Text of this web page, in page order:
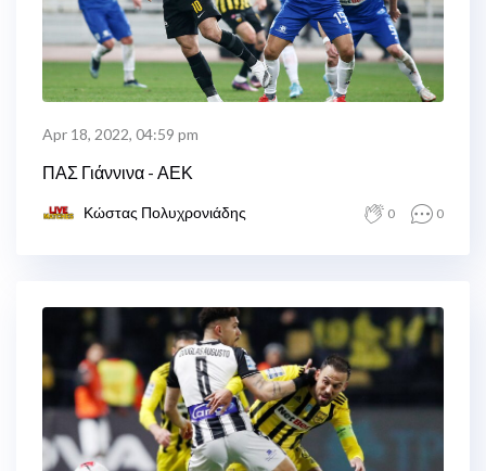
Apr 18, 2022, 04:59 pm
ΠΑΣ Γιάννινα - ΑΕΚ
Κώστας Πολυχρονιάδης 0 0